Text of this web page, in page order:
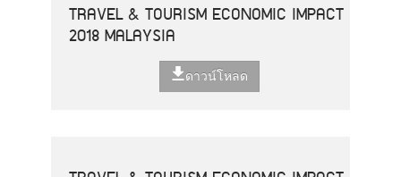
TRAVEL & TOURISM ECONOMIC IMPACT
2018 MALAYSIA
ดาวน์โหลด